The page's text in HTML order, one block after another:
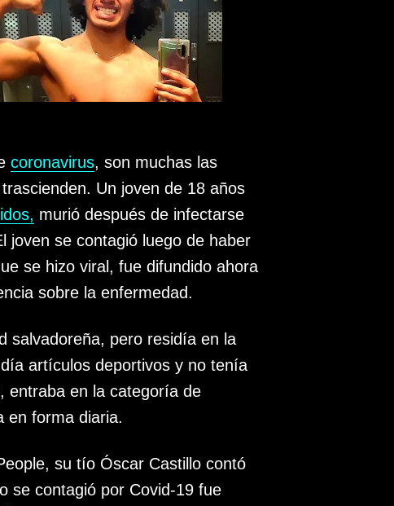
coronavirus, son muchas las
Un joven de 18 años
murió después de infectarse
joven se contagió luego de haber
se hizo viral, fue difundido ahora
sobre la enfermedad.
salvadoreña, pero residía en la
artículos deportivos y no tenía
entraba en la categoría de
en forma diaria.
su tío Óscar Castillo contó
se contagió por Covid-19 fue